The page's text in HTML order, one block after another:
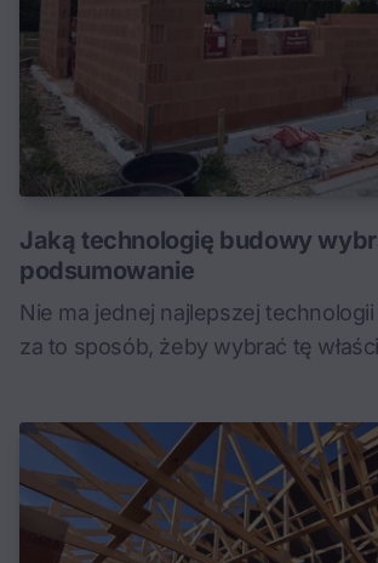
Jaką technologię budowy
podsumowanie
Nie ma jednej najlepszej
za to sposób, żeby wybrać tę